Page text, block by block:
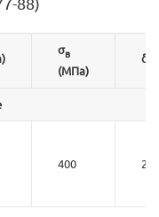
σв
(МПа)
δ
400 24